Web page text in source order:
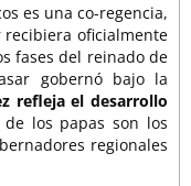
es una co-regencia,
oficialmente
fases del reinado de
gobernó bajo la
refleja el desarrollo
los papas son los
regionales